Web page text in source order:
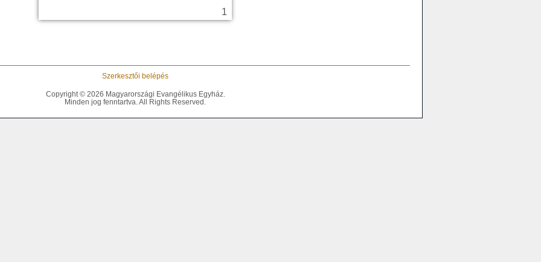
Szerkesztői belépés
Copyright © 2026 Magyarországi Evangélikus Egyház.
Minden jog fenntartva. All Rights Reserved.